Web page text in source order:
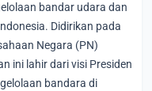
bandar udara dan
Didirikan pada
Negara (PN)
ini lahir dari visi Presiden
bandara di